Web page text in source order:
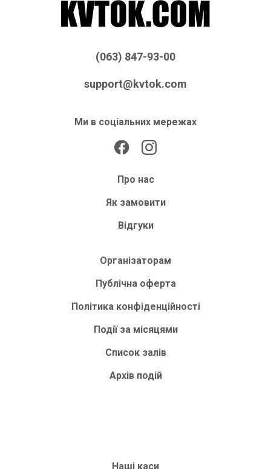
(063) 847-93-00
support@kvtok.com
Ми в соціальних мережах
Про нас
Як замовити
Відгуки
Організаторам
Публічна оферта
Політика конфіденційності
Події за місяцями
Список залів
Архів подій
Наші каси